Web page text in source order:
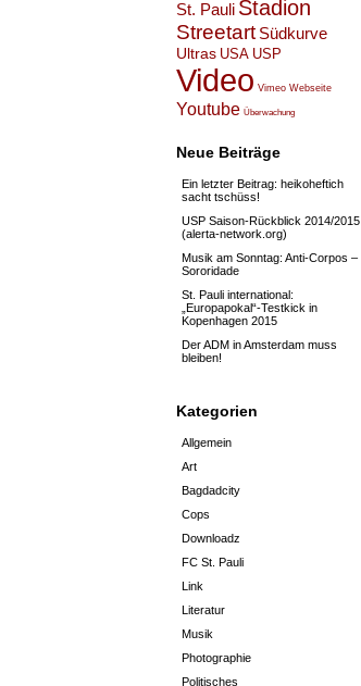
St. Pauli Stadion
Streetart Südkurve
Ultras USA USP
Video Vimeo Webseite
Youtube Überwachung
Neue Beiträge
Ein letzter Beitrag: heikoheftich
sacht tschüss!
USP Saison-Rückblick 2014/2015
(alerta-network.org)
Musik am Sonntag: Anti-Corpos –
Sororidade
St. Pauli international:
„Europapokal“-Testkick in
Kopenhagen 2015
Der ADM in Amsterdam muss
bleiben!
Kategorien
Allgemein
Art
Bagdadcity
Cops
Downloadz
FC St. Pauli
Link
Literatur
Musik
Photographie
Politisches